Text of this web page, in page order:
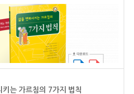
키는 가르침의 7가지 법칙